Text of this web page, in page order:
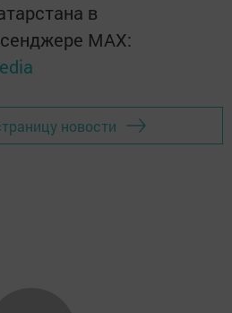
в
MАХ:
новости